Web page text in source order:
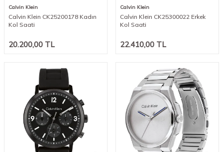
Calvin Klein
Calvin Klein CK25200178 Kadın
Kol Saati
20.200,00 TL
Calvin Klein
Calvin Klein CK25300022 Erkek
Kol Saati
22.410,00 TL